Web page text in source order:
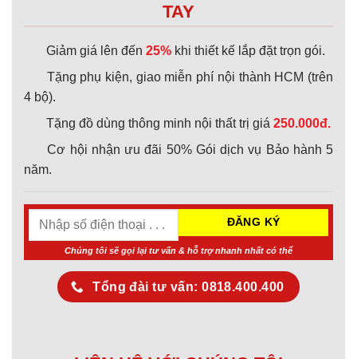
TAY
Giảm giá lên đến 25% khi thiết kế lắp đặt trọn gói.
Tặng phụ kiện, giao miễn phí nội thành HCM (trên
4 bộ).
Tặng đồ dùng thông minh nội thất trị giá 250.000đ.
Cơ hội nhận ưu đãi 50% Gói dịch vụ Bảo hành 5
năm.
Chúng tôi sẽ gọi lại tư vấn & hỗ trợ nhanh nhất có thể
Tổng đài tư vấn: 0818.400.400